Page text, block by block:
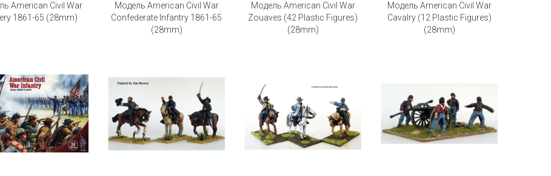
American Civil War
1861-65 (28mm)
Модель American Civil War
Confederate Infantry 1861-65
(28mm)
Модель American Civil War
Zouaves (42 Plastic Figures)
(28mm)
Модель American Civil War
Cavalry (12 Plastic Figures)
(28mm)